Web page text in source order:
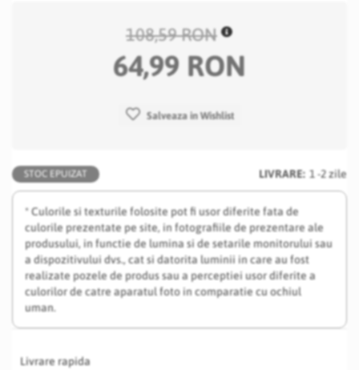
STOC EPUIZAT LIVRARE: 1 -2 zile
* Culorile si texturile folosite pot fi usor diferite fata de
culorile prezentate pe site, in fotografiile de prezentare ale
produsului, in functie de lumina si de setarile monitorului sau
a dispozitivului dvs., cat si datorita luminii in care au fost
realizate pozele de produs sau a perceptiei usor diferite a
culorilor de catre aparatul foto in comparatie cu ochiul
uman.
Livrare rapida
108,59 RON
64,99 RON
Salveaza in Wishlist